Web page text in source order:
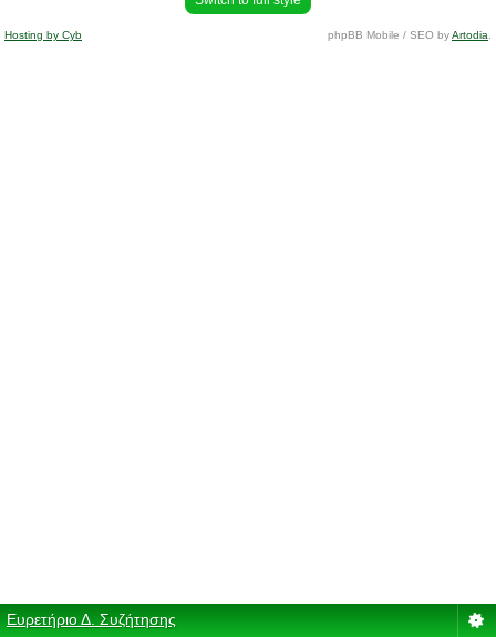
Hosting by Cyb phpBB Mobile / SEO byArtodia
Ευρετήριο Δ. Συζήτησης